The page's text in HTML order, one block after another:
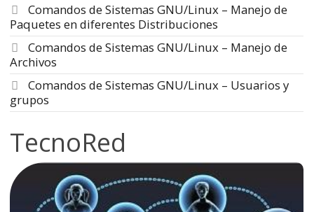
Comandos de Sistemas GNU/Linux – Manejo de
Paquetes en diferentes Distribuciones
Comandos de Sistemas GNU/Linux – Manejo de
Archivos
Comandos de Sistemas GNU/Linux – Usuarios y
grupos
TecnoRed